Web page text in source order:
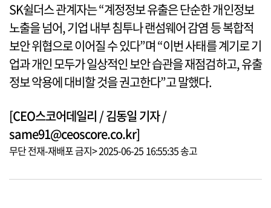
SK쉴더스 관계자는 “계정정보 유출은 단순한 개인정보
노출을 넘어, 기업 내부 침투나 랜섬웨어 감염 등 복합적
보안 위협으로 이어질 수 있다”며 “이번 사태를 계기로 기
업과 개인 모두가 일상적인 보안 습관을 재점검하고, 유출
정보 악용에 대비할 것을 권고한다”고 말했다.
[CEO스코어데일리 / 김동일 기자 /
same91@ceoscore.co.kr]
무단 전재-재배포 금지> 2025-06-25 16:55:35 송고